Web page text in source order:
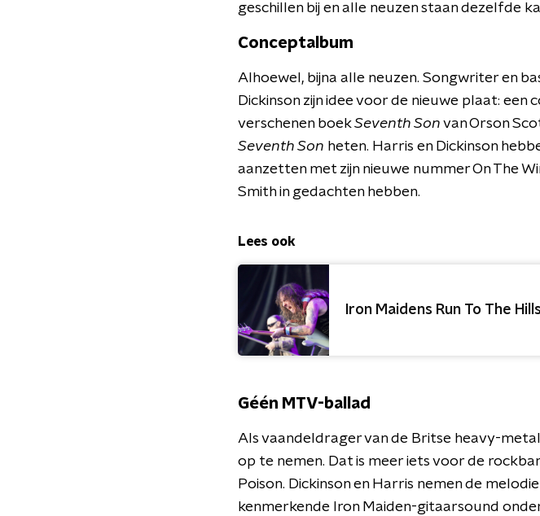
geschillen bij en alle neuzen staan dezelfde
Conceptalbum
Alhoewel, bijna alle neuzen. Songwriter en
Dickinson zijn idee voor de nieuwe plaat:
verschenen boekSeventh Son van Orson
Seventh Son heten. Harris en Dickinson
aanzetten met zijn nieuwe nummer On The
Smith in gedachten hebben.
Lees ook
Iron Maidens Run To The
Géén MTV-ballad
Als vaandeldrager van de Britse heavy-
op te nemen. Dat is meer iets voor de
Poison. Dickinson en Harris nemen de
kenmerkende Iron Maiden-gitaarsound